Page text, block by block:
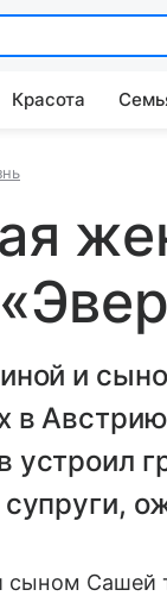
Красота
и
в
Сашей